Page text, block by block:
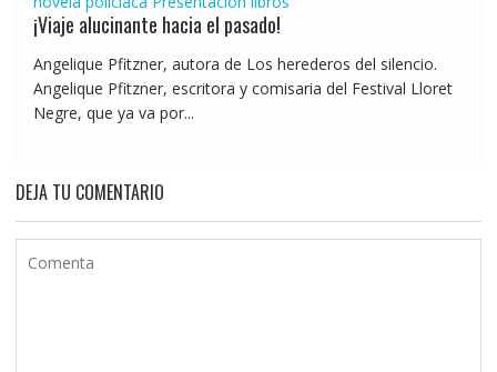
¡Viaje alucinante hacia el pasado!
Angelique Pfitzner, autora de Los herederos del silencio.
Angelique Pfitzner, escritora y comisaria del Festival Lloret
Negre, que ya va por...
DEJA TU COMENTARIO